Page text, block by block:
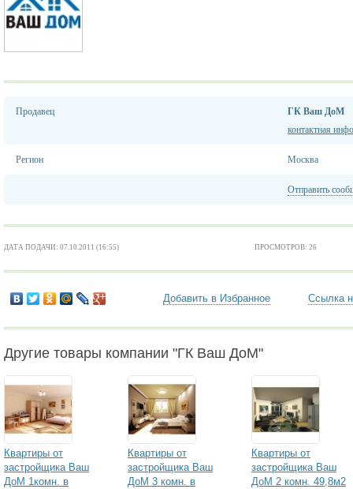
Продавец
ГК Ваш ДоМ
контактная
Регион Москва
Отправить
ДАТА ПОДАЧИ: 07.10.2011 (16:55) ПРОСМОТРОВ: 26
Добавить в Избранное Ссылка
Другие товары компании "ГК Ваш ДоМ"
Квартиры от
застройщика Ваш
ДоМ 1комн. в
Квартиры от
застройщика Ваш
ДоМ 3 комн. в
Квартиры от
застройщика Ваш
ДоМ 2 комн. 49,8м2